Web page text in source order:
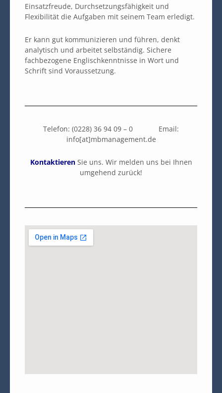
Einsatzfreude, Durchsetzungsfähigkeit und
Flexibilität die Aufgaben mit seinem Team erledigt.
Er kann gut kommunizieren und führen, denkt
analytisch und arbeitet selbständig. Sichere
fachbezogene Englischkenntnisse in Wort und
Schrift sind Voraussetzung.
Telefon: (0228) 36 94 09 – 0 Email:
info[at]mbmanagement.de
KontaktierenSie uns. Wir melden uns bei Ihnen
umgehend zurück!